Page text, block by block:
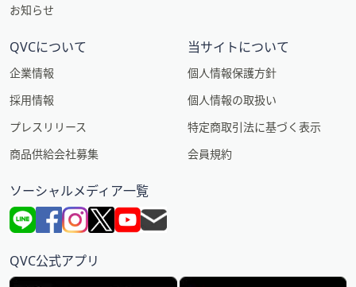
お知らせ
QVCについて
企業情報
採用情報
プレスリリース
商品供給会社募集
当サイトについて
個人情報保護方針
個人情報の取扱い
特定商取引法に基づく表示
会員規約
ソーシャルメディア一覧
QVC公式アプリ